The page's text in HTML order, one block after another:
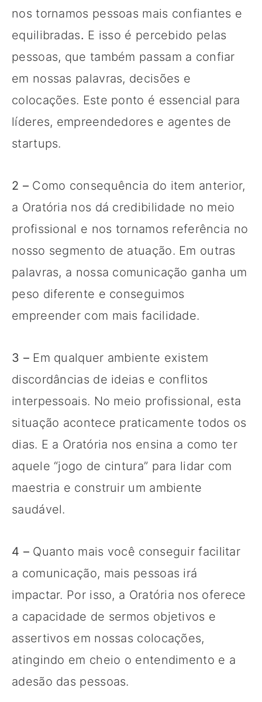
nos tornamos pessoas mais confiantes e
equilibradas. E isso é percebido pelas
pessoas, que também passam a confiar
em nossas palavras, decisões e
colocações. Este ponto é essencial para
líderes, empreendedores e agentes de
startups.
2 – Como consequência do item anterior,
a Oratória nos dá credibilidade no meio
profissional e nos tornamos referência no
nosso segmento de atuação. Em outras
palavras, a nossa comunicação ganha um
peso diferente e conseguimos
empreender com mais facilidade.
3 – Em qualquer ambiente existem
discordâncias de ideias e conflitos
interpessoais. No meio profissional, esta
situação acontece praticamente todos os
dias. E a Oratória nos ensina a como ter
aquele “jogo de cintura” para lidar com
maestria e construir um ambiente
saudável.
4 – Quanto mais você conseguir facilitar
a comunicação, mais pessoas irá
impactar. Por isso, a Oratória nos oferece
a capacidade de sermos objetivos e
assertivos em nossas colocações,
atingindo em cheio o entendimento e a
adesão das pessoas.